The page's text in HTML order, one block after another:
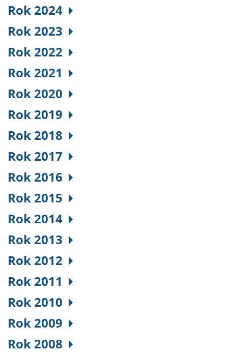
Rok 2024
Rok 2023
Rok 2022
Rok 2021
Rok 2020
Rok 2019
Rok 2018
Rok 2017
Rok 2016
Rok 2015
Rok 2014
Rok 2013
Rok 2012
Rok 2011
Rok 2010
Rok 2009
Rok 2008